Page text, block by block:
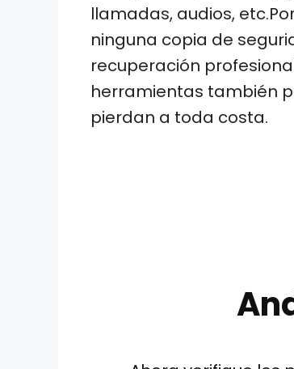
llamadas, audios,
ninguna copia de
recuperación
herramientas también
pierdan a toda costa.